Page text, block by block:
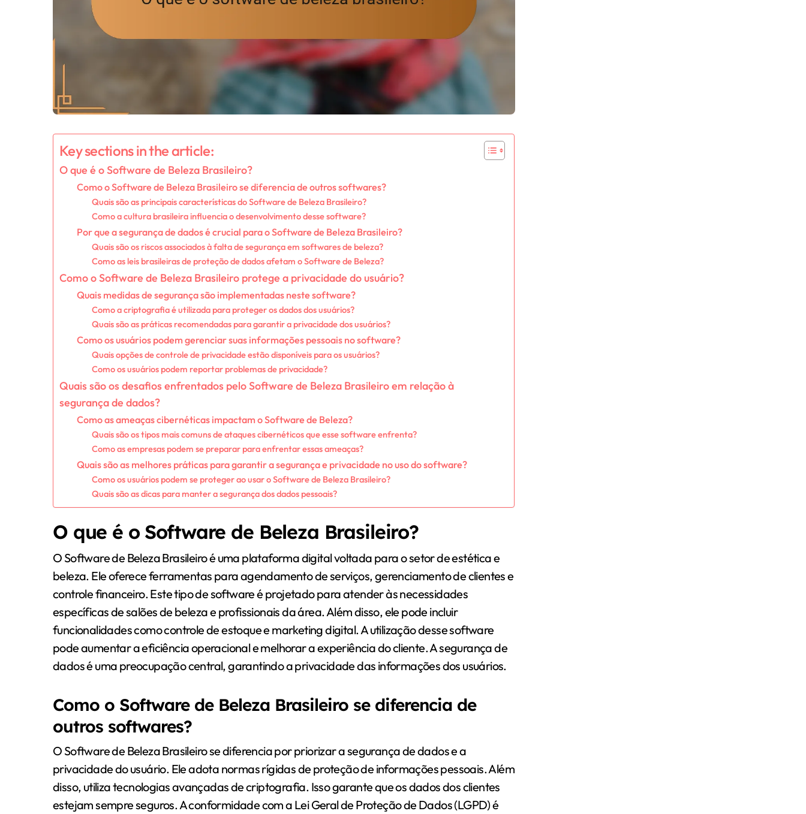
Key sections in the article:
O que é o Software de Beleza Brasileiro?
Como o Software de Beleza Brasileiro se diferencia de outros softwares?
Quais são as principais características do Software de Beleza Brasileiro?
Como a cultura brasileira influencia o desenvolvimento desse software?
Por que a segurança de dados é crucial para o Software de Beleza Brasileiro?
Quais são os riscos associados à falta de segurança em softwares de beleza?
Como as leis brasileiras de proteção de dados afetam o Software de Beleza?
Como o Software de Beleza Brasileiro protege a privacidade do usuário?
Quais medidas de segurança são implementadas neste software?
Como a criptografia é utilizada para proteger os dados dos usuários?
Quais são as práticas recomendadas para garantir a privacidade dos usuários?
Como os usuários podem gerenciar suas informações pessoais no software?
Quais opções de controle de privacidade estão disponíveis para os usuários?
Como os usuários podem reportar problemas de privacidade?
Quais são os desafios enfrentados pelo Software de Beleza Brasileiro em relação à
segurança de dados?
Como as ameaças cibernéticas impactam o Software de Beleza?
Quais são os tipos mais comuns de ataques cibernéticos que esse software enfrenta?
Como as empresas podem se preparar para enfrentar essas ameaças?
Quais são as melhores práticas para garantir a segurança e privacidade no uso do software?
Como os usuários podem se proteger ao usar o Software de Beleza Brasileiro?
Quais são as dicas para manter a segurança dos dados pessoais?
O que é o Software de Beleza Brasileiro?
O Software de Beleza Brasileiro é uma plataforma digital voltada para o setor de estética e
beleza. Ele oferece ferramentas para agendamento de serviços, gerenciamento de clientes e
controle financeiro. Este tipo de software é projetado para atender às necessidades
específicas de salões de beleza e profissionais da área. Além disso, ele pode incluir
funcionalidades como controle de estoque e marketing digital. A utilização desse software
pode aumentar a eficiência operacional e melhorar a experiência do cliente. A segurança de
dados é uma preocupação central, garantindo a privacidade das informações dos usuários.
Como o Software de Beleza Brasileiro se diferencia de
outros softwares?
O Software de Beleza Brasileiro se diferencia por priorizar a segurança de dados e a
privacidade do usuário. Ele adota normas rígidas de proteção de informações pessoais. Além
disso, utiliza tecnologias avançadas de criptografia. Isso garante que os dados dos clientes
estejam sempre seguros. A conformidade com a Lei Geral de Proteção de Dados (LGPD) é